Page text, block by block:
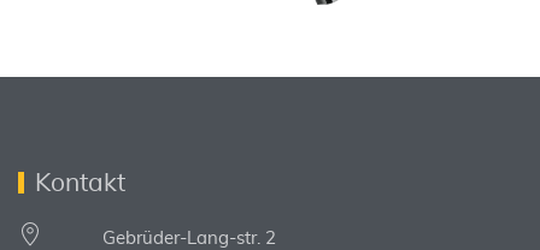
Kontakt
Gebrüder-Lang-str. 2